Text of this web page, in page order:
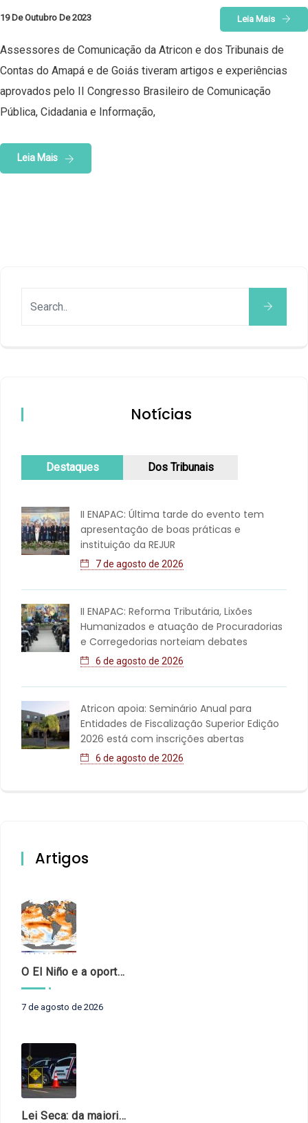
19 De Outubro De 2023 Leia Mais
Assessores de Comunicação da Atricon e dos Tribunais de
Contas do Amapá e de Goiás tiveram artigos e experiências
aprovados pelo II Congresso Brasileiro de Comunicação
Pública, Cidadania e Informação,
Leia Mais
Notícias
Destaques Dos Tribunais
II ENAPAC: Última tarde do evento tem
apresentação de boas práticas e
instituição da REJUR
7 de agosto de 2026
II ENAPAC: Reforma Tributária, Lixões
Humanizados e atuação de Procuradorias
e Corregedorias norteiam debates
6 de agosto de 2026
Atricon apoia: Seminário Anual para
Entidades de Fiscalização Superior Edição
2026 está com inscrições abertas
6 de agosto de 2026
Artigos
O El Niño e a oportunidade de fortalecer o controle externo das políticas climáticas
7 de agosto de 2026
Lei Seca: da maioridade à maturidade